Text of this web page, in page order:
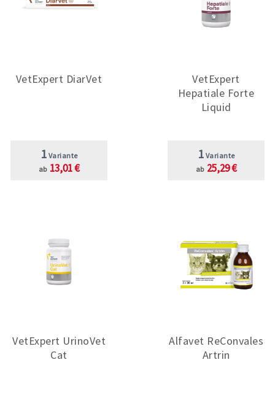
VetExpert DiarVet
1 Variante
ab 13,01 €
VetExpert
Hepatiale Forte
Liquid
1 Variante
ab 25,29 €
VetExpert UrinoVet
Cat
Alfavet ReConvales
Artrin